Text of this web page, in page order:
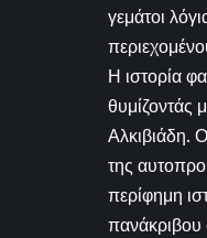
γεμάτοι
Η ιστορία
θυμίζοντάς
Αλκιβιάδη.
της
περίφημη
πανάκριβου